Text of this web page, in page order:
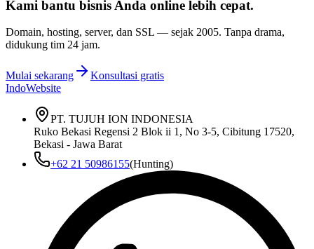
Kami bantu bisnis Anda online lebih cepat.
Domain, hosting, server, dan SSL — sejak 2005. Tanpa drama,
didukung tim 24 jam.
Mulai sekarang
Konsultasi gratis
IndoWebsite
PT. TUJUH ION INDONESIA
Ruko Bekasi Regensi 2 Blok ii 1, No 3-5, Cibitung 17520,
Bekasi - Jawa Barat
+62 21 50986155(Hunting)